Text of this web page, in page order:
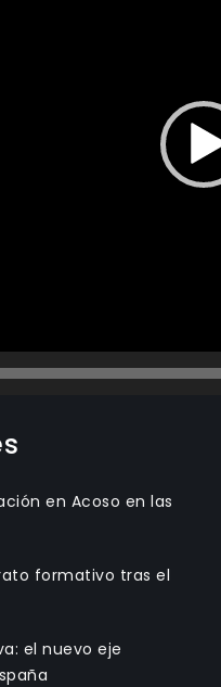
en Acoso en las
formativo tras el
el nuevo eje